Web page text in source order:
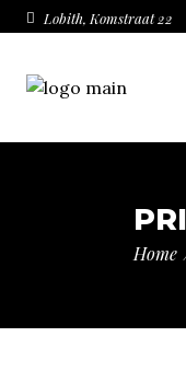
Lobith, Komstraat 22
Home